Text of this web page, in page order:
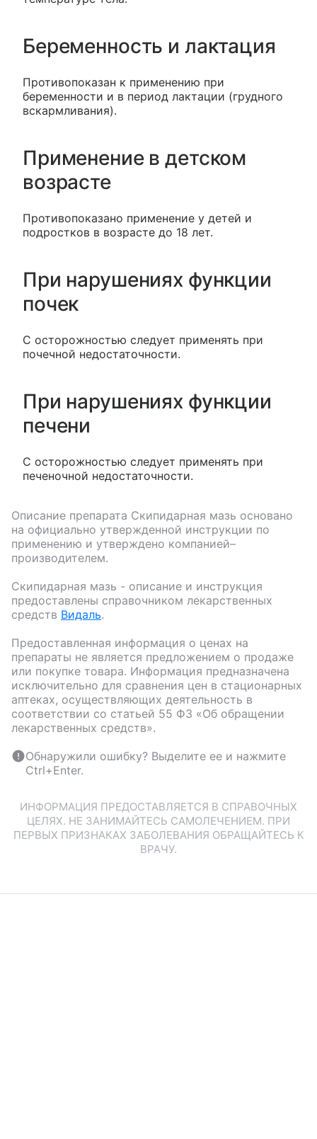
Беременность и лактация
Противопоказан к применению при
беременности и в период лактации (грудного
вскармливания).
Применение в детском
возрасте
Противопоказано применение у детей и
подростков в возрасте до 18 лет.
При нарушениях функции
почек
С осторожностью следует применять при
почечной недостаточности.
При нарушениях функции
печени
С осторожностью следует применять при
печеночной недостаточности.
Описание препарата Скипидарная мазь основано
на официально утвержденной инструкции по
применению и утверждено компанией–
производителем.
Скипидарная мазь - описание и инструкция
предоставлены справочником лекарственных
средств Видаль.
Предоставленная информация о ценах на
препараты не является предложением о продаже
или покупке товара. Информация предназначена
исключительно для сравнения цен в стационарных
аптеках, осуществляющих деятельность в
соответствии со статьей 55 ФЗ «Об обращении
лекарственных средств».
Обнаружили ошибку? Выделите ее и нажмите
Ctrl+Enter.
ИНФОРМАЦИЯ ПРЕДОСТАВЛЯЕТСЯ В СПРАВОЧНЫХ
ЦЕЛЯХ. НЕ ЗАНИМАЙТЕСЬ САМОЛЕЧЕНИЕМ. ПРИ
ПЕРВЫХ ПРИЗНАКАХ ЗАБОЛЕВАНИЯ ОБРАЩАЙТЕСЬ К
ВРАЧУ.